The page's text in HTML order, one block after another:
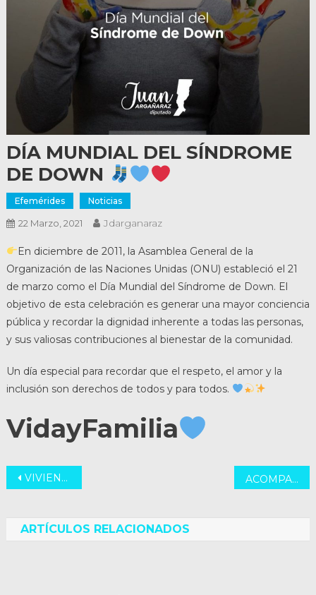
DÍA MUNDIAL DEL SÍNDROME
DE DOWN
Efemérides Noticias
22 Marzo, 2021 Jdarganaraz
En diciembre de 2011, la Asamblea General de la
Organización de las Naciones Unidas (ONU) estableció el 21
de marzo como el Día Mundial del Síndrome de Down. El
objetivo de esta celebración es generar una mayor conciencia
pública y recordar la dignidad inherente a todas las personas,
y sus valiosas contribuciones al bienestar de la comunidad.
Un día especial para recordar que el respeto, el amor y la
inclusión son derechos de todos y para todos.
VidayFamilia
Navegación
entradas
VIVIENDAS PERSONAL DE SALUD ACOMPAÑAMOS LA DECISIÓN DE LA JUSTICIA DE SAN LUIS
ARTÍCULOS RELACIONADOS